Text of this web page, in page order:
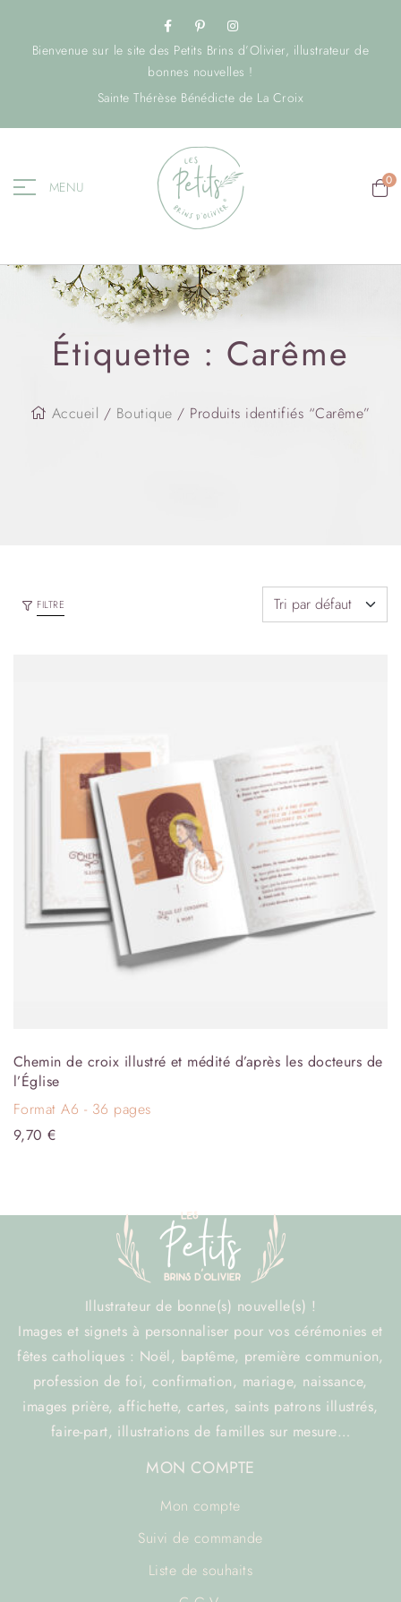
Bienvenue sur le site des Petits Brins d’Olivier, illustrateur de
bonnes nouvelles !
Sainte Thérèse Bénédicte de La Croix
MENU 0
Étiquette : Carême
Accueil / Boutique / Produits identifiés “Carême”
FILTRE
Chemin de croix illustré et médité d’après les docteurs de
l’Église
Format A6 - 36 pages
9,70€
Illustrateur de bonne(s) nouvelle(s) !
Images et signets à personnaliser pour vos cérémonies et
fêtes catholiques : Noël, baptême, première communion,
profession de foi, confirmation, mariage, naissance,
images prière, affichette, cartes, saints patrons illustrés,
faire-part, illustrations de familles sur mesure…
MON COMPTE
Mon compte
Suivi de commande
Liste de souhaits